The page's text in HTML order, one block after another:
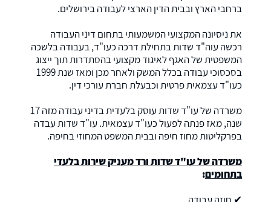
ברחבי הארץ ובבית הדין הארצי לעבודה בירושלים.
את ניסיונה המקצועי המשמעותי בתחום דיני העבודה
רכשה עוה"ד שדות בתחילת דרכה כעו"ד, בעבודה בלשכה
המשפטית של האגף לאיגוד מקצועי בהסתדרות תוך ייצוג
בסכסוכי עבודה בכלל המשק ולאחר מכן ומאז שנת 1999
כעו"ד עצמאית פרטית וכבעלת חברת עורכי דין.
משרדה של עו"ד שדות עוסק בלעדית בדיני עבודה מזה 17
שנה, מאז פנתה לפעול כעו"ד עצמאית. עו"ד שדות עבדה
בפרקליטות מחוז חיפה ובבית המשפט המחוזי בחיפה.
משרדה של עו"ד שדות ורד מעניק שירות בלעדי
בתחומים:
✔ חוזה עבודה